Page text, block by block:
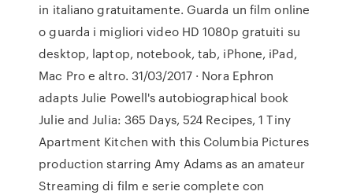
in italiano gratuitamente. Guarda un film online
o guarda i migliori video HD 1080p gratuiti su
desktop, laptop, notebook, tab, iPhone, iPad,
Mac Pro e altro. 31/03/2017 · Nora Ephron
adapts Julie Powell's autobiographical book
Julie and Julia: 365 Days, 524 Recipes, 1 Tiny
Apartment Kitchen with this Columbia Pictures
production starring Amy Adams as an amateur
Streaming di film e serie complete con